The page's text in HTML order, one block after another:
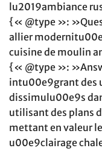
lu2019ambiance
{« @type »:
allier
cuisine de moulin
{« @type »:
intu00e9grant des
dissimulu00e9s
utilisant des plans
mettant en valeur
u00e9clairage